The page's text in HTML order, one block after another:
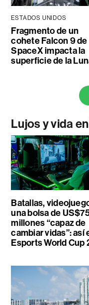
ESTADOS UNIDOS
Fragmento de un
cohete Falcon 9 de
SpaceX impacta la
superficie de la
Lujos y vida
Batallas,
una bolsa de
millones “capaz de
cambiar vidas”: así
Esports World Cup